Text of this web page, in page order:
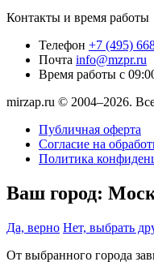
Контакты и время работы
Телефон +7 (495)
Почта info@mzpr.ru
Время работы с
mirzap.ru © 2004–2026.
Публичная оферта
Согласие на
Политика
Ваш город:
Да, верно Нет, выбрать
От выбранного города